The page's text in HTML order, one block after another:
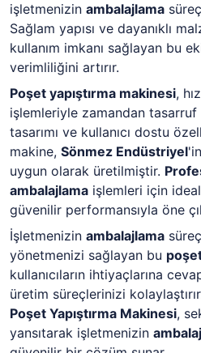
işletmenizin ambalajlama
Sağlam yapısı ve dayanıklı
kullanım imkanı sağlayan bu
verimliliğini artırır.
Poşet yapıştırma makinesi,
işlemleriyle zamandan tasarruf
tasarımı ve kullanıcı dostu
makine, Sönmez Endüstriyel
uygun olarak üretilmiştir.
ambalajlama işlemleri için
güvenilir performansıyla öne
İşletmenizin ambalajlama
yönetmenizi sağlayan bu
kullanıcıların ihtiyaçlarına
üretim süreçlerinizi
Poşet Yapıştırma Makinesi,
yansıtarak işletmenizin